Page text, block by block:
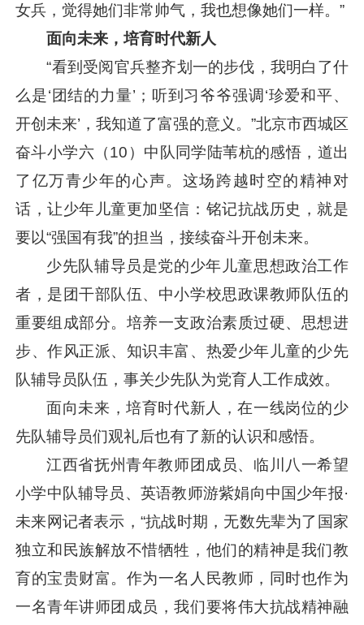
女兵，觉得她们非常帅气，我也想像她们一样。”
面向未来，培育时代新人
“看到受阅官兵整齐划一的步伐，我明白了什
么是‘团结的力量’；听到习爷爷强调‘珍爱和平、
开创未来’，我知道了富强的意义。”北京市西城区
奋斗小学六（10）中队同学陆苇杭的感悟，道出
了亿万青少年的心声。这场跨越时空的精神对
话，让少年儿童更加坚信：铭记抗战历史，就是
要以“强国有我”的担当，接续奋斗开创未来。
少先队辅导员是党的少年儿童思想政治工作
者，是团干部队伍、中小学校思政课教师队伍的
重要组成部分。培养一支政治素质过硬、思想进
步、作风正派、知识丰富、热爱少年儿童的少先
队辅导员队伍，事关少先队为党育人工作成效。
面向未来，培育时代新人，在一线岗位的少
先队辅导员们观礼后也有了新的认识和感悟。
江西省抚州青年教师团成员、临川八一希望
小学中队辅导员、英语教师游紫娟向中国少年报·
未来网记者表示，“抗战时期，无数先辈为了国家
独立和民族解放不惜牺牲，他们的精神是我们教
育的宝贵财富。作为一名人民教师，同时也作为
一名青年讲师团成员，我们要将伟大抗战精神融